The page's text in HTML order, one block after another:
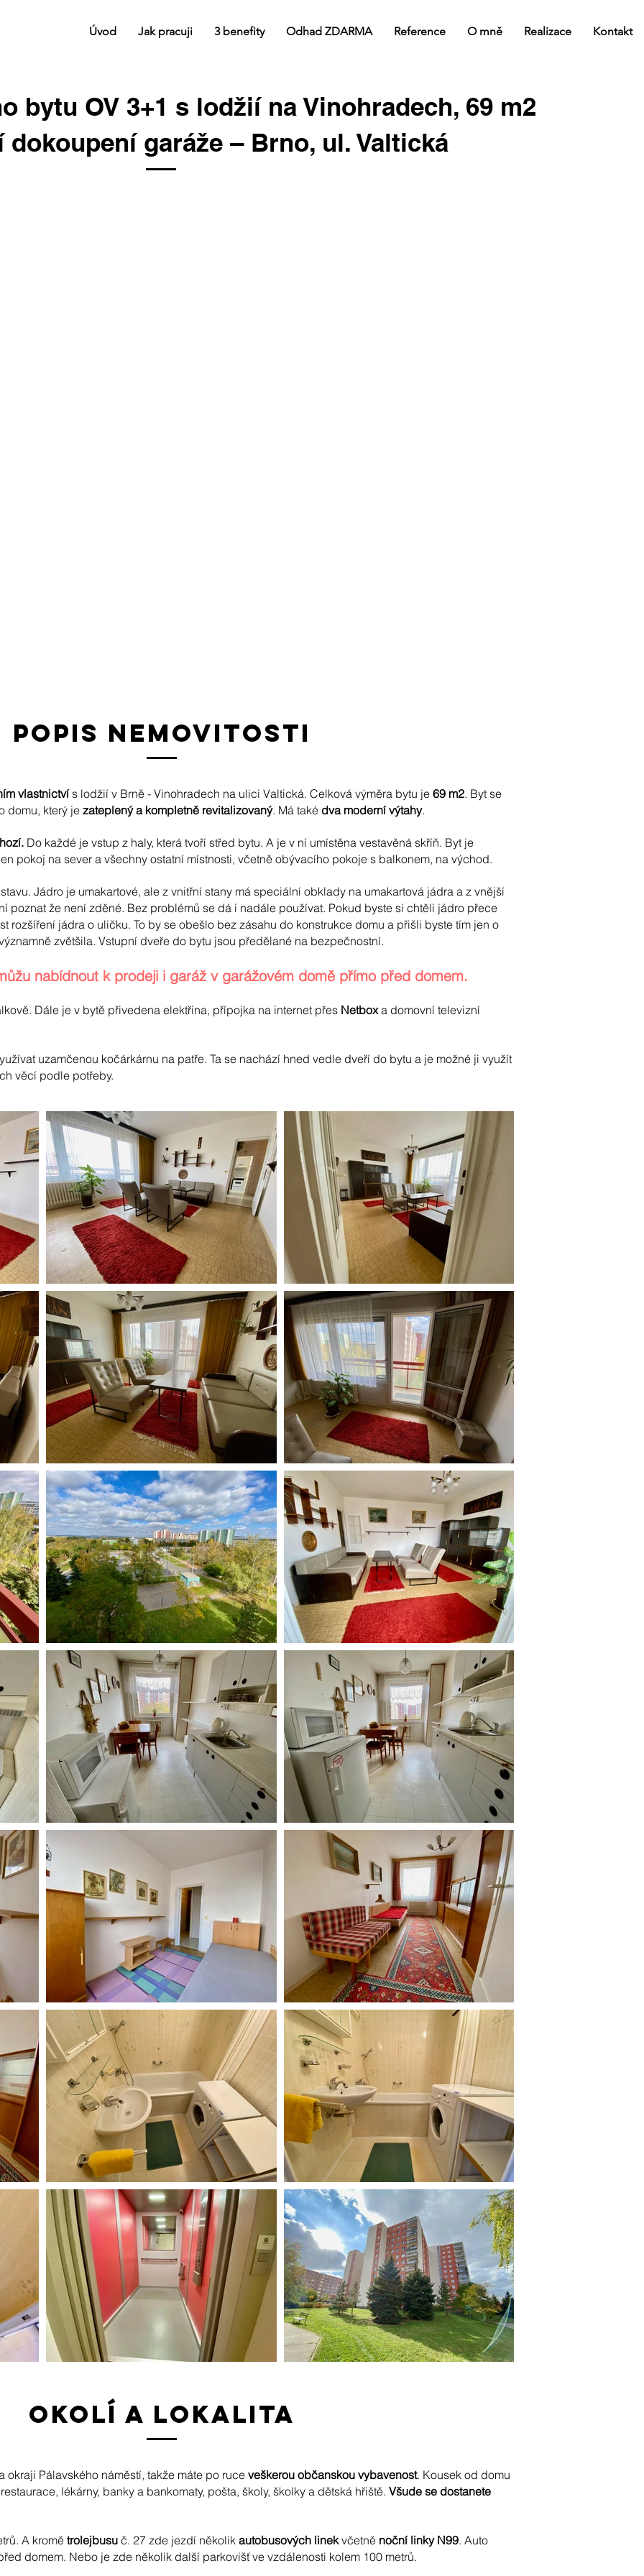
Úvod Jak pracuji 3 benefity Odhad ZDARMA Reference O mně Realizace Kontakt
bytu OV 3+1 s lodžií na Vinohradech, 69 m2
garáže – Brno, ul. Valtická
popis nemovitosti
vlastnictvís lodžií v Brně - Vinohradech na ulici Valtická. Celková výměra bytu je 69 m2. Byt se
domu, který je zateplený a kompletně revitalizovaný. Má také dva moderní výtahy.
Do každé je vstup z haly, která tvoří střed bytu. A je v ní umístěna vestavěná skříň. Byt je
pokoj na sever a všechny ostatní místnosti, včetně obývacího pokoje s balkonem, na východ.
Jádro je umakartové, ale z vnitřní stany má speciální obklady na umakartová jádra a z vnější
poznat že není zděné. Bez problémů se dá i nadále používat. Pokud byste si chtěli jádro přece
rozšíření jádra o uličku. To by se obešlo bez zásahu do konstrukce domu a přišli byste tím jen o
zvětšila. Vstupní dveře do bytu jsou předělané na bezpečnostní.
nabídnout k prodeji i garáž v garážovém domě přímo před domem.
Dále je v bytě přivedena elektřina, přípojka na internet přes Netboxa domovní televizní
uzamčenou kočárkárnu na patře. Ta se nachází hned vedle dveří do bytu a je možné ji využít
věcí podle potřeby.
okolí a lokalita
okraji Pálavského náměstí, takže máte po ruce veškerou občanskou vybavenost. Kousek od domu
lékárny, banky a bankomaty, pošta, školy, školky a dětská hřiště. Všude se dostanete
A kromě trolejbusu č. 27 zde jezdí několik autobusových linekvčetně noční linky N99. Auto
domem. Nebo je zde několik další parkovišť ve vzdálenosti kolem 100 metrů.